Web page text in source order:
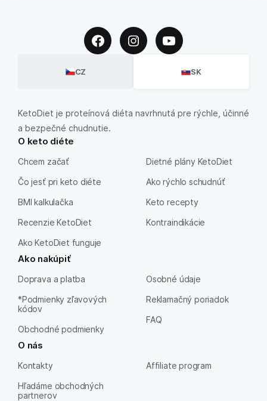
CZ SK
KetoDiet je proteínová diéta navrhnutá pre rýchle, účinné
a bezpečné chudnutie.
O keto diéte
Chcem začať
Čo jesť pri keto diéte
BMI kalkulačka
Recenzie KetoDiet
Ako KetoDiet funguje
Dietné plány KetoDiet
Ako rýchlo schudnúť
Keto recepty
Kontraindikácie
Ako nakúpiť
Doprava a platba
*Podmienky zľavových
kódov
Obchodné podmienky
Osobné údaje
Reklamačný poriadok
FAQ
O nás
Kontakty
Hľadáme obchodných
partnerov
Affiliate program